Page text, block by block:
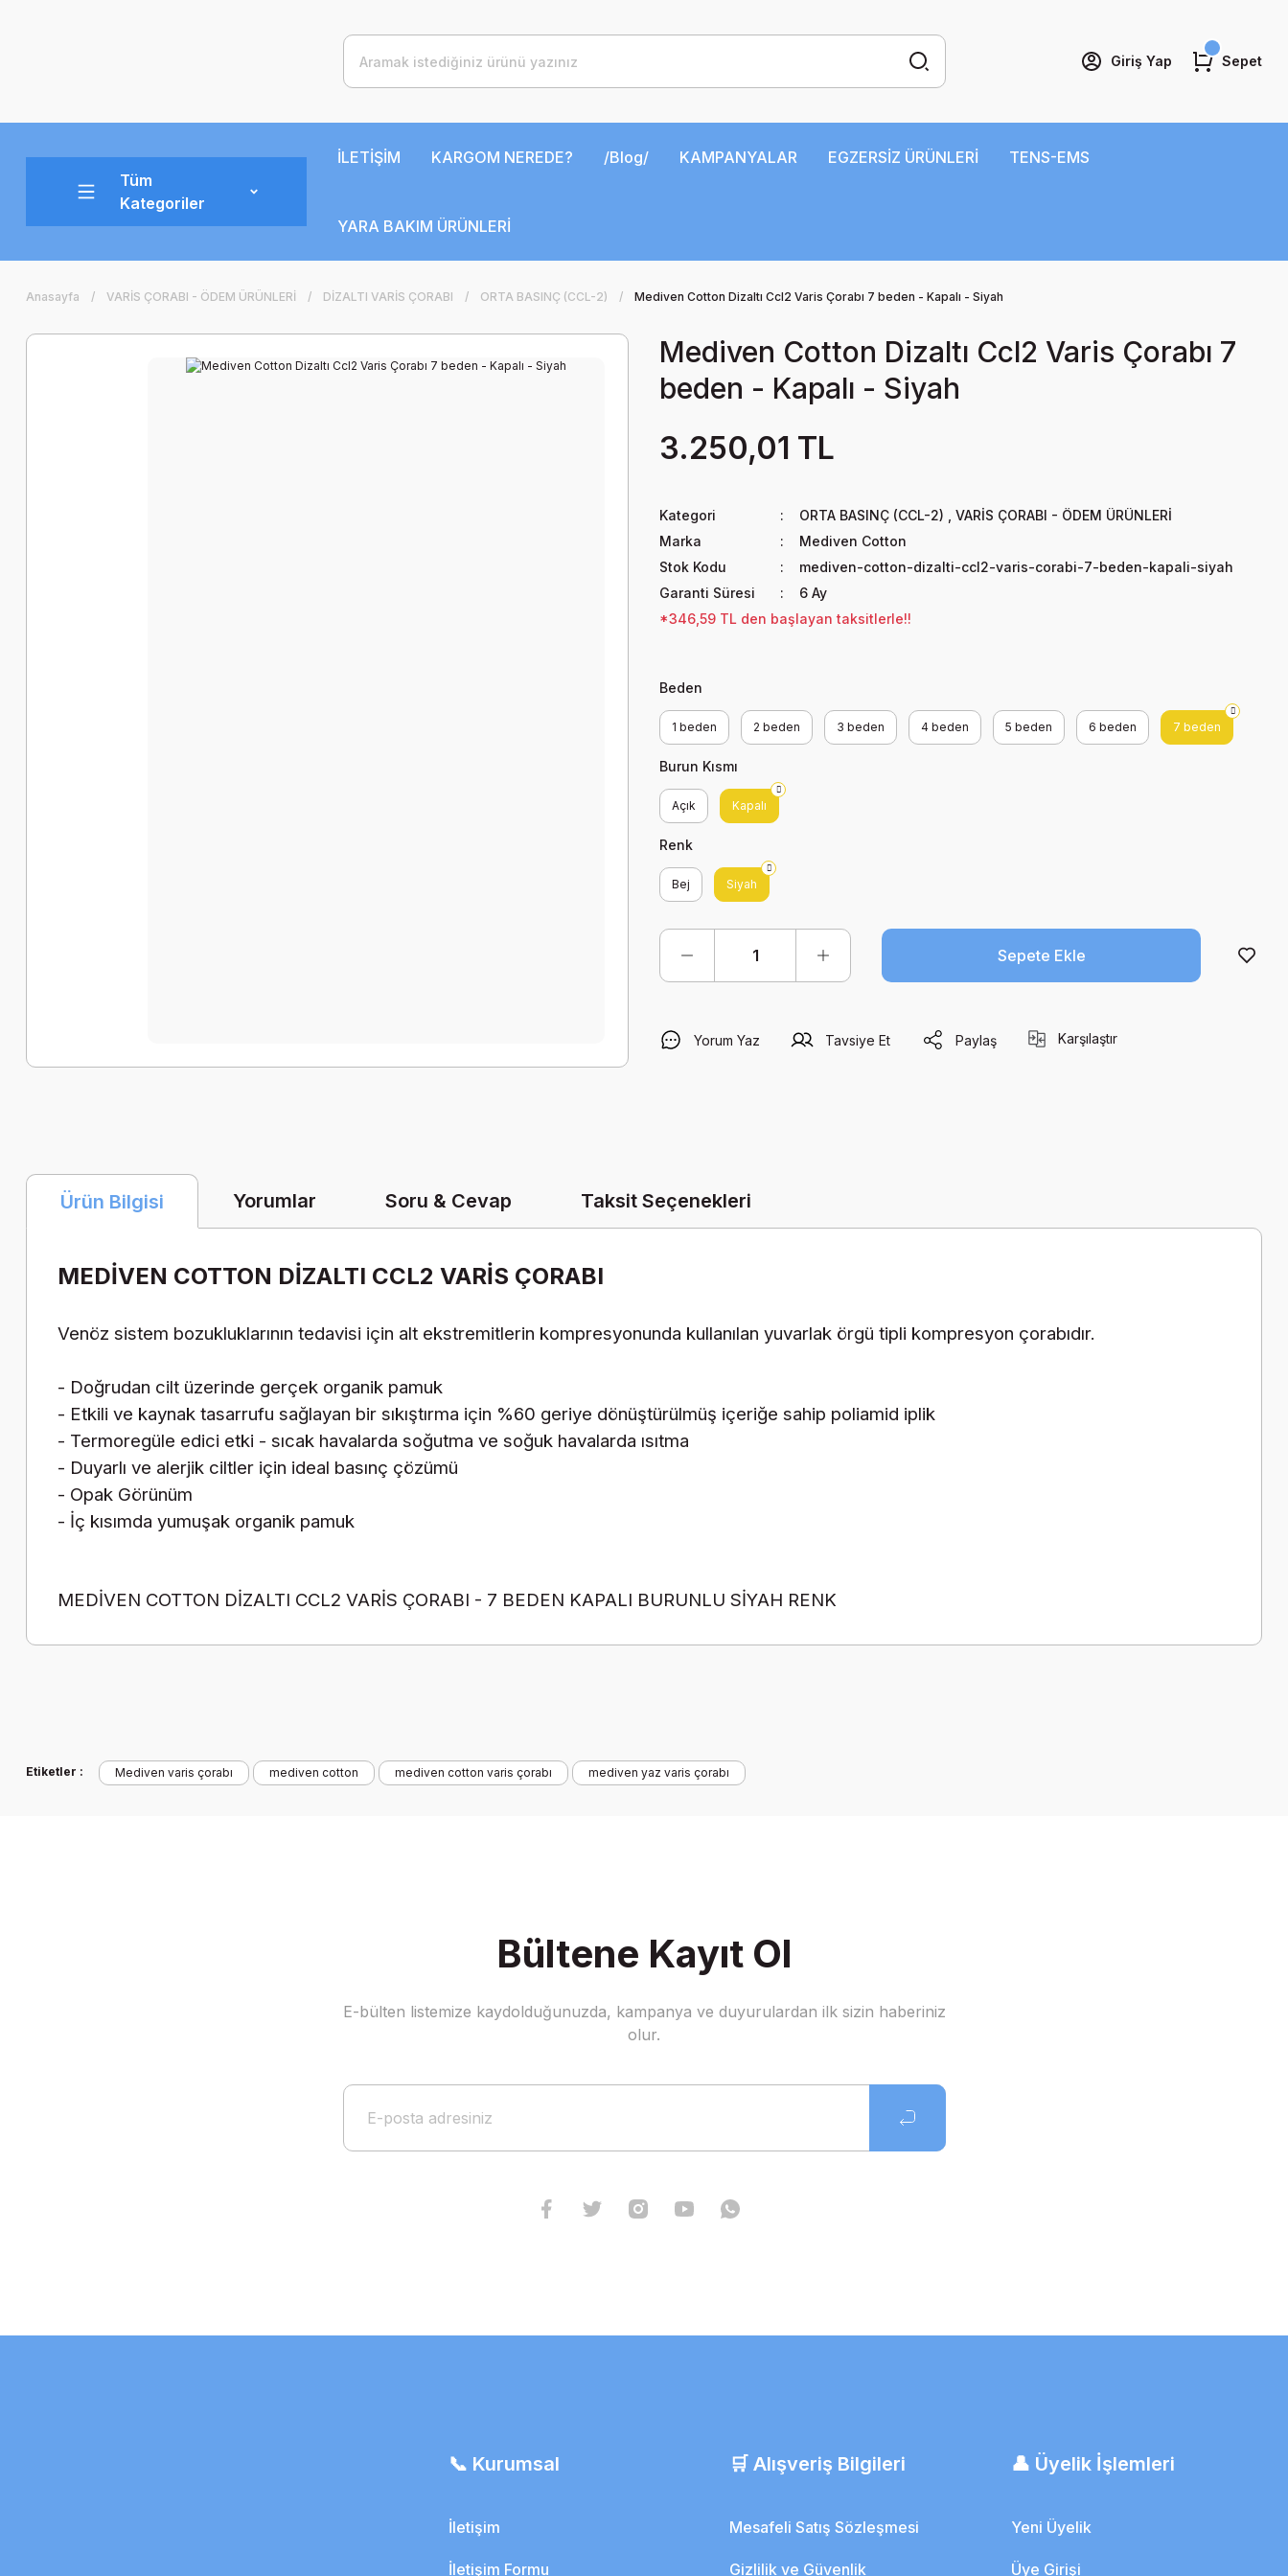
Giriş Yap Sepet
Tüm
Kategoriler
İLETİŞİM KARGOM NEREDE? /Blog/ KAMPANYALAR EGZERSİZ ÜRÜNLERİ TENS-EMS
YARA BAKIM ÜRÜNLERİ
Anasayfa VARİS ÇORABI - ÖDEM ÜRÜNLERİ DİZALTI VARİS ÇORABI ORTA BASINÇ (CCL-2) Mediven Cotton Dizaltı Ccl2 Varis Çorabı 7 beden - Kapalı - Siyah
Mediven Cotton Dizaltı Ccl2 Varis Çorabı 7
beden - Kapalı - Siyah
3.250,01 TL
Kategori ORTA BASINÇ (CCL-2)
VARİS ÇORABI - ÖDEM ÜRÜNLERİ
Marka
Mediven Cotton
Stok Kodu
mediven-cotton-dizalti-ccl2-varis-corabi-7-beden-kapali-siyah
Garanti Süresi
6 Ay
*346,59 TL den başlayan taksitlerle!!
Beden
1 beden 2 beden 3 beden 4 beden 5 beden 6 beden 7 beden
Burun Kısmı
Açık Kapalı
Renk
Bej Siyah
Sepete Ekle
Yorum Yaz Tavsiye Et Paylaş Karşılaştır
Ürün Bilgisi Yorumlar Soru & Cevap Taksit Seçenekleri
MEDİVEN COTTON DİZALTI CCL2 VARİS ÇORABI
Venöz sistem bozukluklarının tedavisi için alt ekstremitlerin kompresyonunda kullanılan yuvarlak örgü tipli kompresyon çorabıdır.
- Doğrudan cilt üzerinde gerçek organik pamuk
- Etkili ve kaynak tasarrufu sağlayan bir sıkıştırma için %60 geriye dönüştürülmüş içeriğe sahip poliamid iplik
- Termoregüle edici etki - sıcak havalarda soğutma ve soğuk havalarda ısıtma
- Duyarlı ve alerjik ciltler için ideal basınç çözümü
- Opak Görünüm
- İç kısımda yumuşak organik pamuk
MEDİVEN COTTON DİZALTI CCL2 VARİS ÇORABI - 7 BEDEN KAPALI BURUNLU SİYAH RENK
Yorum Yaz
Soru Sor
Etiketler : Mediven varis çorabı mediven cotton mediven cotton varis çorabı mediven yaz varis çorabı
Bültene Kayıt Ol
E-bülten listemize kaydolduğunuzda, kampanya ve duyurulardan ilk sizin haberiniz
olur.
📞 Kurumsal
İletişim
İletişim Formu
🛒 Alışveriş Bilgileri
Mesafeli Satış Sözleşmesi
Gizlilik ve Güvenlik
👤 Üyelik İşlemleri
Yeni Üyelik
Üye Girişi